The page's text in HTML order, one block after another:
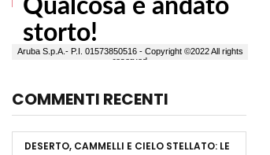
COMMENTI RECENTI
DESERTO, CAMMELLI E CIELO STELLATO: LE